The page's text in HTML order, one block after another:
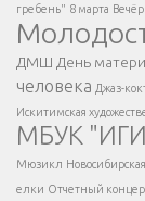
Напишите нам
</span >
</
</
гребень" 8 марта
ДМШ День матери
человека Джаз-
Искитимская
МБУК
Мюзикл
елки Отчетный